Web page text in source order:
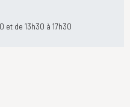
et de 13h30 à 17h30